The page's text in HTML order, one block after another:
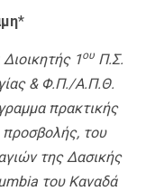
*
1ου Π.Σ.
& Φ.Π./Α.Π.Θ.
πρακτικής
του
της Δασικής
του Καναδά